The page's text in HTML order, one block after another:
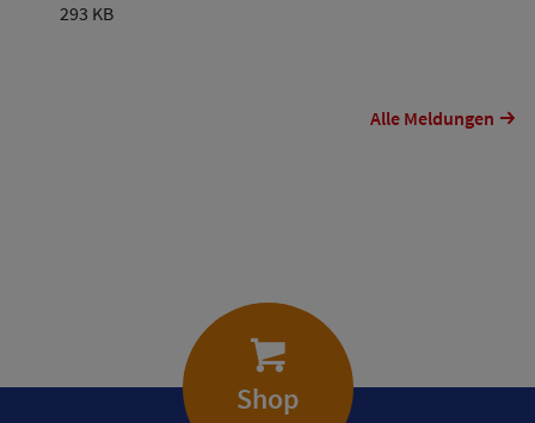
293 KB
Alle Meldungen
Shop